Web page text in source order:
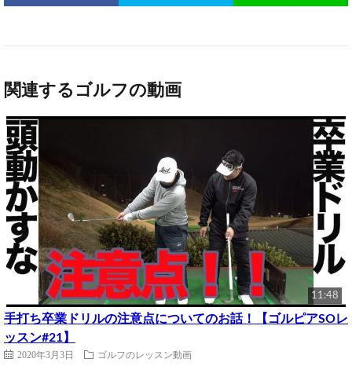
関連するゴルフの動画
11:48
手打ち卒業ドリルの注意点についてのお話！【ゴルピアSOレ
ッスン#21】
2020年3月3日 ゴルフのレッスン動画